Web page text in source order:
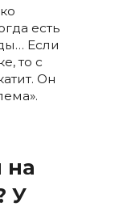
есть
Если
то с
Он
на
У